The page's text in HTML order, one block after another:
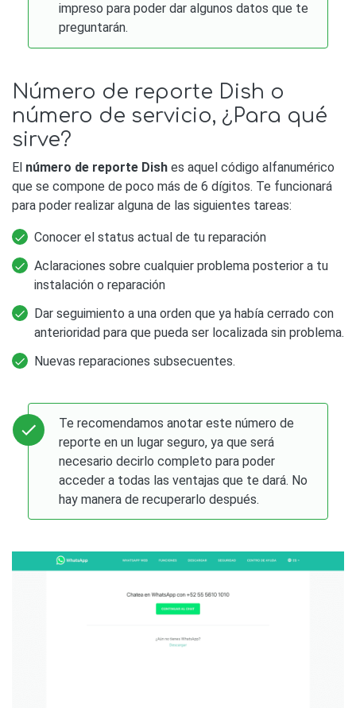
impreso para poder dar algunos datos que te
preguntarán.
Número de reporte Dish o
número de servicio, ¿Para qué
sirve?
El número de reporte Dish es aquel código alfanumérico
que se compone de poco más de 6 dígitos. Te funcionará
para poder realizar alguna de las siguientes tareas:
Conocer el status actual de tu reparación
Aclaraciones sobre cualquier problema posterior a tu
instalación o reparación
Dar seguimiento a una orden que ya había cerrado con
anterioridad para que pueda ser localizada sin problema.
Nuevas reparaciones subsecuentes.
Te recomendamos anotar este número de
reporte en un lugar seguro, ya que será
necesario decirlo completo para poder
acceder a todas las ventajas que te dará. No
hay manera de recuperarlo después.